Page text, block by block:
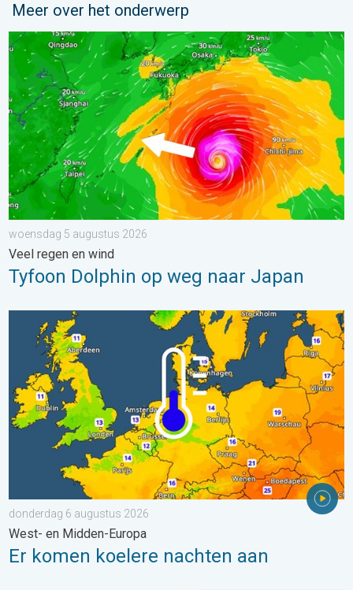
Meer over het onderwerp
Tyfoon Dolphin op weg naar Japan. Veel regen en wind. . .
woensdag 5 augustus 2026
Veel regen en wind
Tyfoon Dolphin op weg naar Japan
Er komen koelere nachten aan. West- en Midden-Europa. . .
donderdag 6 augustus 2026
West- en Midden-Europa
Er komen koelere nachten aan